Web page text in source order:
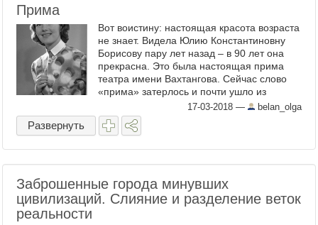
Прима
Вот воистину: настоящая красота возраста
не знает. Видела Юлию Константиновну
Борисову пару лет назад – в 90 лет она
прекрасна. Это была настоящая прима
театра имени Вахтангова. Сейчас слово
«прима» затерлось и почти ушло из
лексикона, но когда-то оно существовало и
...
17-03-2018 — belan_olga
Развернуть
Заброшенные города минувших
цивилизаций. Слияние и разделение веток
реальности